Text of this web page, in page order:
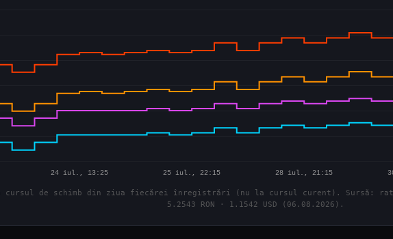
de schimb din ziua fiecărei înregistrări (nu la cursul curent). Sursă:
5.2543 RON · 1.1542 USD (06.08.2026).